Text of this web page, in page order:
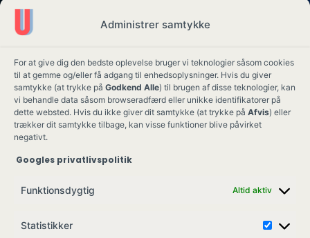
Administrer samtykke
For at give dig den bedste oplevelse bruger vi teknologier såsom cookies
til at gemme og/eller få adgang til enhedsoplysninger. Hvis du giver
samtykke (at trykke på Godkend Alle) til brugen af disse teknologier, kan
vi behandle data såsom browseradfærd eller unikke identifikatorer på
dette websted. Hvis du ikke giver dit samtykke (at trykke på Afvis) eller
trækker dit samtykke tilbage, kan visse funktioner blive påvirket
negativt.
Googles privatlivspolitik
Funktionsdygtig Altid aktiv
Statistikker
Ung Kult
Skovgade 17,